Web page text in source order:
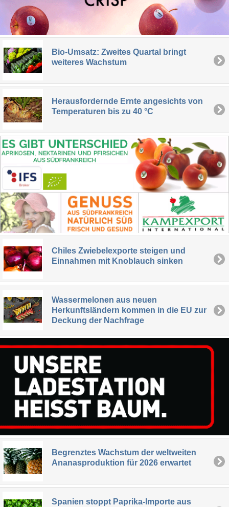
Bio-Umsatz: Zweites Quartal bringt
weiteres Wachstum
Herausfordernde Ernte angesichts von
Temperaturen bis zu 40 °C
Chiles Zwiebelexporte steigen und
Einnahmen mit Knoblauch sinken
Wassermelonen aus neuen
Herkunftsländern kommen in die EU zur
Deckung der Nachfrage
Begrenztes Wachstum der weltweiten
Ananasproduktion für 2026 erwartet
Spanien stoppt Paprika-Importe aus